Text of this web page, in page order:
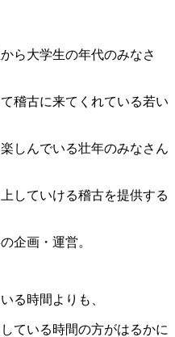
ら大学生の年代のみなさ
稽古に来てくれている若い
しんでいる壮年のみなさん
していける稽古を提供する
企画・運営。
る時間よりも、
ている時間の方がはるかに